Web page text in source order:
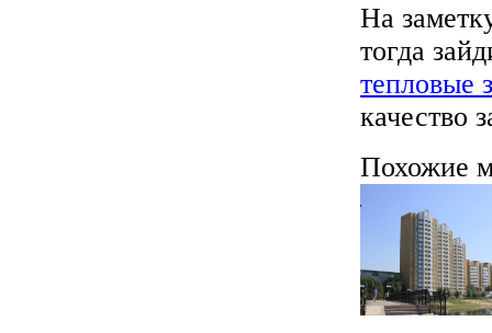
На
тогда
тепловые
качество
Похожие